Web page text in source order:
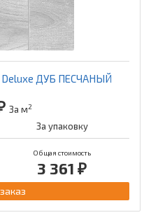
ДУБ ПЕСЧАНЫЙ
За м2
За упаковку
Общая стоимость
3 361 ₽